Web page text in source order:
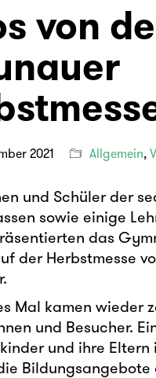
von
2021 Allgemein,
und Schüler der
sowie einige
das
der Herbstmesse
Mal kamen wieder
und Besucher.
und ihre Eltern
Bildungsangebote